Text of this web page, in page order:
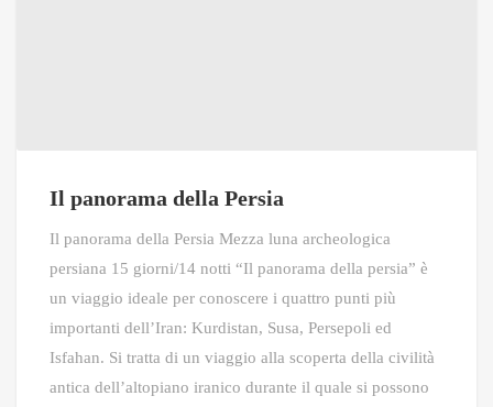
Il panorama della Persia
Il panorama della Persia Mezza luna archeologica
persiana 15 giorni/14 notti “Il panorama della persia” è
un viaggio ideale per conoscere i quattro punti più
importanti dell’Iran: Kurdistan, Susa, Persepoli ed
Isfahan. Si tratta di un viaggio alla scoperta della civilità
antica dell’altopiano iranico durante il quale si possono